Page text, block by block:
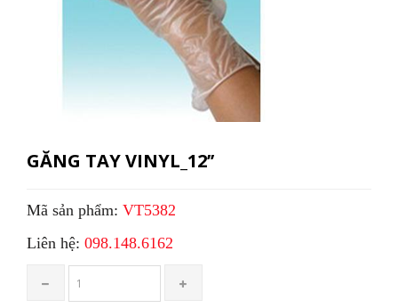
GĂNG TAY VINYL_12’’
Mã sản phẩm: VT5382
Liên hệ: 098.148.6162